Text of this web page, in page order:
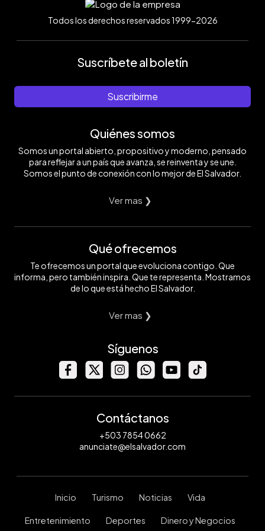
Todos los derechos reservados 1999-2026
Suscríbete al boletín
Suscribirme
Quiénes somos
Somos un portal abierto, propositivo y moderno, pensado
para reflejar a un país que avanza, se reinventa y se une.
Somos el punto de conexión con lo mejor de El Salvador.
Ver mas ❯
Qué ofrecemos
Te ofrecemos un portal que evoluciona contigo. Que
informa, pero también inspira. Que te representa. Mostramos
de lo que está hecho El Salvador.
Ver mas ❯
Síguenos
Contáctanos
+503 7854 0662
anunciate@elsalvador.com
Inicio Turismo Noticias Vida
Entretenimiento Deportes Dinero y Negocios